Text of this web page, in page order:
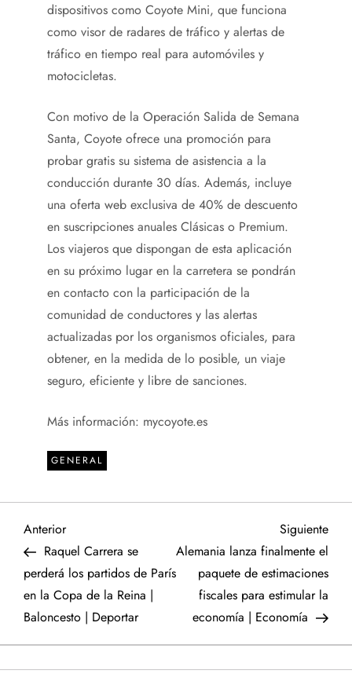
dispositivos como Coyote Mini, que funciona
como visor de radares de tráfico y alertas de
tráfico en tiempo real para automóviles y
motocicletas.
Con motivo de la Operación Salida de Semana
Santa, Coyote ofrece una promoción para
probar gratis su sistema de asistencia a la
conducción durante 30 días. Además, incluye
una oferta web exclusiva de 40% de descuento
en suscripciones anuales Clásicas o Premium.
Los viajeros que dispongan de esta aplicación
en su próximo lugar en la carretera se pondrán
en contacto con la participación de la
comunidad de conductores y las alertas
actualizadas por los organismos oficiales, para
obtener, en la medida de lo posible, un viaje
seguro, eficiente y libre de sanciones.
Más información: mycoyote.es
GENERAL
N
a
v
e
Entrada
anterior
Anterior
Raquel Carrera se
perderá los partidos de París
en la Copa de la Reina |
Baloncesto | Deportar
Siguiente
Alemania lanza finalmente el
paquete de estimaciones
fiscales para estimular la
economía | Economía